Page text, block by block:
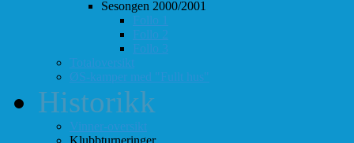
Sesongen 2000/2001
Follo 1
Follo 2
Follo 3
Totaloversikt
ØS-kamper med "Fullt hus"
Historikk
Vinner-oversikt
Klubbturneringer